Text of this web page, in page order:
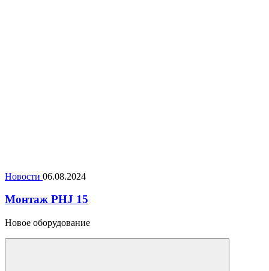
Новости 06.08.2024
Монтаж PHJ 15
Новое оборудование